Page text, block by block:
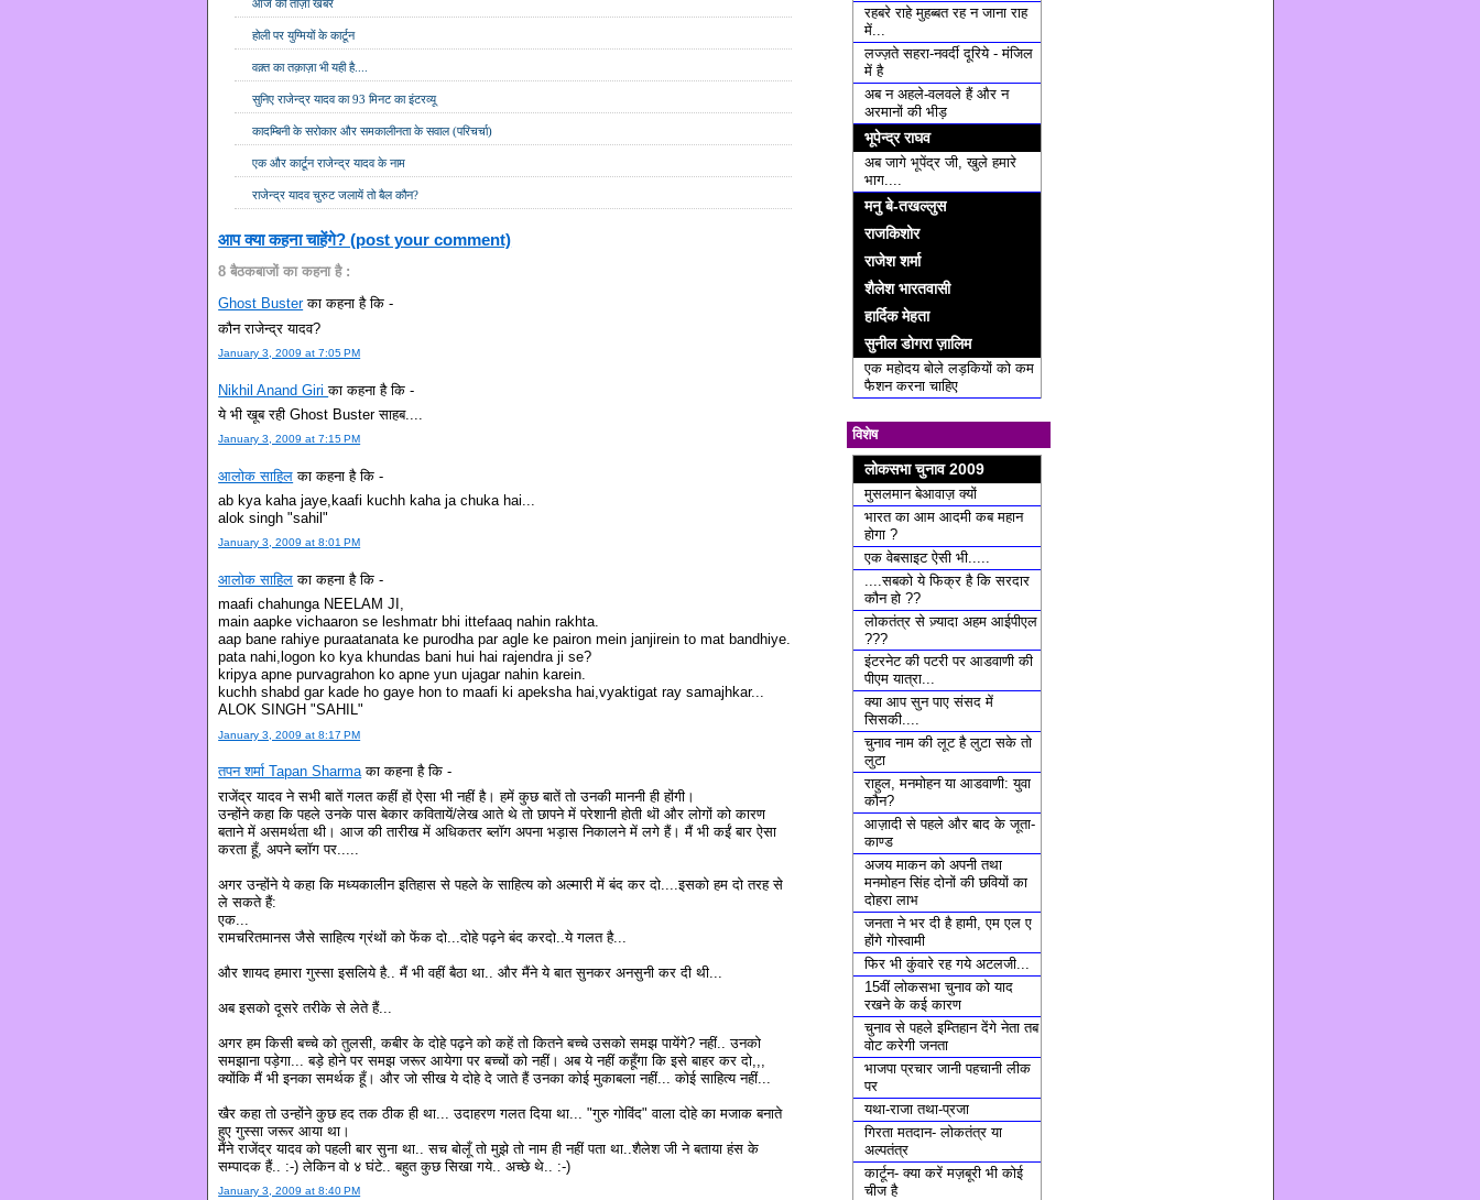
आज की ताज़ा खबर
होली पर युग्मियों के कार्टून
वक़्त का तक़ाज़ा भी यही है....
सुनिए राजेन्द्र यादव का 93 मिनट का इंटरव्यू
कादम्बिनी के सरोकार और समकालीनता के सवाल (परिचर्चा)
एक और कार्टून राजेन्द्र यादव के नाम
राजेन्द्र यादव चुरुट जलायें तो बैल कौन?
आप क्या कहना चाहेंगे? (post your comment)
8 बैठकबाजों का कहना है :
Ghost Busterका कहना है कि -
कौन राजेन्द्र यादव?
January 3, 2009 at 7:05 PM
Nikhil Anand Giriका कहना है कि -
ये भी खूब रही Ghost Buster साहब....
January 3, 2009 at 7:15 PM
आलोक साहिल का कहना है कि -
ab kya kaha jaye,kaafi kuchh kaha ja chuka hai...
alok singh "sahil"
January 3, 2009 at 8:01 PM
आलोक साहिल का कहना है कि -
maafi chahunga NEELAM JI,
main aapke vichaaron se leshmatr bhi ittefaaq nahin rakhta.
aap bane rahiye puraatanata ke purodha par agle ke pairon mein janjirein to mat bandhiye.
pata nahi,logon ko kya khundas bani hui hai rajendra ji se?
kripya apne purvagrahon ko apne yun ujagar nahin karein.
kuchh shabd gar kade ho gaye hon to maafi ki apeksha hai,vyaktigat ray samajhkar...
ALOK SINGH "SAHIL"
January 3, 2009 at 8:17 PM
तपन शर्मा Tapan Sharmaका कहना है कि -
राजेंद्र यादव ने सभी बातें गलत कहीं हों ऐसा भी नहीं है। हमें कुछ बातें तो उनकी माननी ही होंगी।
उन्होंने कहा कि पहले उनके पास बेकार कवितायें/लेख आते थे तो छापने में परेशानी होती थॊ और लोगों को कारण
बताने में असमर्थता थी। आज की तारीख में अधिकतर ब्लॉग अपना भड़ास निकालने में लगे हैं। मैं भी कईं बार ऐसा
करता हूँ, अपने ब्लॉग पर.....
अगर उन्होंने ये कहा कि मध्यकालीन इतिहास से पहले के साहित्य को अल्मारी में बंद कर दो....इसको हम दो तरह से
ले सकते हैं:
एक...
रामचरितमानस जैसे साहित्य ग्रंथों को फेंक दो...दोहे पढ़ने बंद करदो..ये गलत है...
और शायद हमारा गुस्सा इसलिये है.. मैं भी वहीं बैठा था.. और मैंने ये बात सुनकर अनसुनी कर दी थी...
अब इसको दूसरे तरीके से लेते हैं...
अगर हम किसी बच्चे को तुलसी, कबीर के दोहे पढ़ने को कहें तो कितने बच्चे उसको समझ पायेंगे? नहीं.. उनको
समझाना पड़ेगा... बड़े होने पर समझ जरूर आयेगा पर बच्चों को नहीं। अब ये नहीं कहूँगा कि इसे बाहर कर दो,,,
क्योंकि मैं भी इनका समर्थक हूँ। और जो सीख ये दोहे दे जाते हैं उनका कोई मुकाबला नहीं... कोई साहित्य नहीं...
खैर कहा तो उन्होंने कुछ हद तक ठीक ही था... उदाहरण गलत दिया था... "गुरु गोविंद" वाला दोहे का मजाक बनाते
हुए गुस्सा जरूर आया था।
मैंने राजेंद्र यादव को पहली बार सुना था.. सच बोलूँ तो मुझे तो नाम ही नहीं पता था..शैलेश जी ने बताया हंस के
सम्पादक हैं.. :-) लेकिन वो ४ घंटे.. बहुत कुछ सिखा गये.. अच्छे थे.. :-)
January 3, 2009 at 8:40 PM
रहबरे राहे मुहब्बत रह न जाना राह
में...
लज्ज़ते सहरा-नवर्दी दूरिये - मंजिल
में है
अब न अहले-वलवले हैं और न
अरमानों की भीड़
भूपेन्द्र राघव
अब जागे भूपेंद्र जी, खुले हमारे
भाग....
मनु बे-तखल्लुस
राजकिशोर
राजेश शर्मा
शैलेश भारतवासी
हार्दिक मेहता
सुनील डोगरा ज़ालिम
एक महोदय बोले लड़कियों को कम
फैशन करना चाहिए
विशेष
लोकसभा चुनाव 2009
मुसलमान बेआवाज़ क्यों
भारत का आम आदमी कब महान
होगा ?
एक वेबसाइट ऐसी भी.....
....सबको ये फिक्र है कि सरदार
कौन हो ??
लोकतंत्र से ज़्यादा अहम आईपीएल
???
इंटरनेट की पटरी पर आडवाणी की
पीएम यात्रा...
क्या आप सुन पाए संसद में
सिसकी....
चुनाव नाम की लूट है लुटा सके तो
लुटा
राहुल, मनमोहन या आडवाणी: युवा
कौन?
आज़ादी से पहले और बाद के जूता-
काण्ड
अजय माकन को अपनी तथा
मनमोहन सिंह दोनों की छवियों का
दोहरा लाभ
जनता ने भर दी है हामी, एम एल ए
होंगे गोस्वामी
फिर भी कुंवारे रह गये अटलजी...
15वीं लोकसभा चुनाव को याद
रखने के कई कारण
चुनाव से पहले इम्तिहान देंगे नेता तब
वोट करेगी जनता
भाजपा प्रचार जानी पहचानी लीक
पर
यथा-राजा तथा-प्रजा
गिरता मतदान- लोकतंत्र या
अल्पतंत्र
कार्टून- क्या करें मज़बूरी भी कोई
चीज है